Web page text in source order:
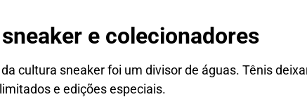
e colecionadores
cultura sneaker foi um divisor de águas. Tênis
e edições especiais.